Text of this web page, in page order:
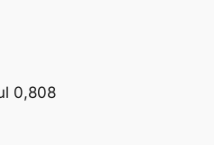
0,814
0,808